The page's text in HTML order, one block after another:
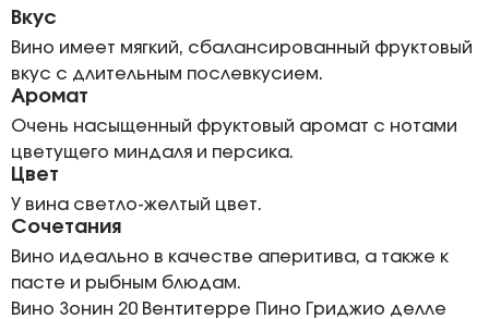
Вкус
Вино имеет мягкий, сбалансированный фруктовый
вкус с длительным послевкусием.
Аромат
Очень насыщенный фруктовый аромат с нотами
цветущего миндаля и персика.
Цвет
У вина светло-желтый цвет.
Сочетания
Вино идеально в качестве аперитива, а также к
пасте и рыбным блюдам.
Вино Зонин 20 Вентитерре Пино Гриджио делле